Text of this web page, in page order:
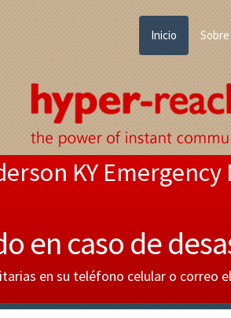
Inicio
KY
en caso de
en su teléfono celular o correo